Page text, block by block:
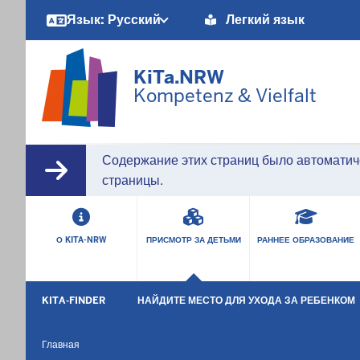
Язык: Русский
Barrierearme
Sprachen
Легкий язык
KiTa.NRW
Kompetenz & Vielfalt
Содержание этих страниц было
страницы.
HAUPTMENÜ
О KITA-NRW ПРИСМОТР ЗА ДЕТЬМИ РАННЕЕ ОБРАЗОВАНИЕ
KITA-FINDER НАЙДИТЕ МЕСТО ДЛЯ УХОДА ЗА РЕБЕНКОМ
Вы
Главная